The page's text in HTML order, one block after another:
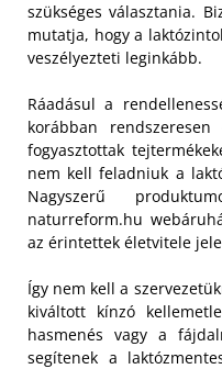
szükséges választania.
mutatja, hogy a
veszélyezteti leginkább.
Ráadásul a
korábban
fogyasztottak
nem kell feladniuk a
Nagyszerű
naturreform.hu
az érintettek életvitele
Így nem kell a
kiváltott kínzó
hasmenés vagy a
segítenek a